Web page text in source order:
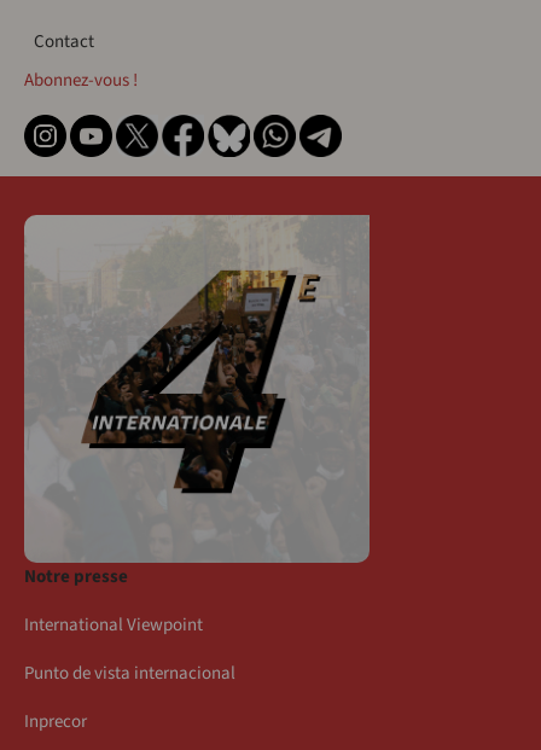
Contact
Contact
Abonnez-vous !
Notre presse
International Viewpoint
Punto de vista internacional
Inprecor